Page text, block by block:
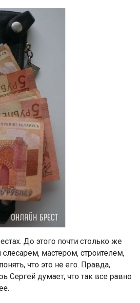
До этого почти столько же
мастером, строителем,
что это не его. Правда,
Сергей думает, что так все равно